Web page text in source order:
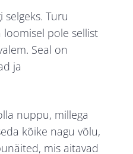
selgeks. Turu
loomisel pole sellist
Seal on
ja
nuppu, millega
kõike nagu võlu,
mis aitavad